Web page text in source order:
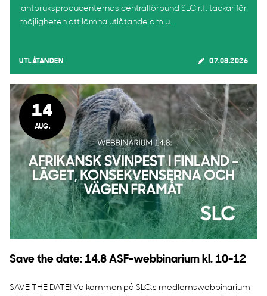
lantbruksproducenternas centralförbund SLC r.f. tackar för
möjligheten att lämna utlåtande om u...
UTLÅTANDEN 07.08.2026
14
AUG.
Save the date: 14.8 ASF-webbinarium kl. 10-12
SAVE THE DATE! Välkommen på SLC:s medlemswebbinarium